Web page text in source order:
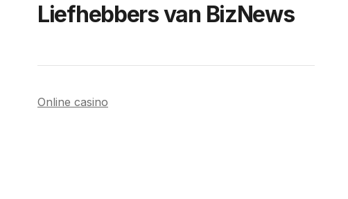
Liefhebbers van BizNews
Online casino